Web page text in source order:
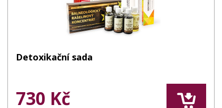
Detoxikační sada
730 Kč